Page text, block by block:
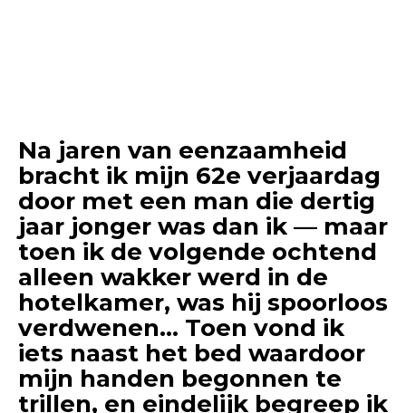
Na jaren van eenzaamheid
bracht ik mijn 62e verjaardag
door met een man die dertig
jaar jonger was dan ik — maar
toen ik de volgende ochtend
alleen wakker werd in de
hotelkamer, was hij spoorloos
verdwenen… Toen vond ik
iets naast het bed waardoor
mijn handen begonnen te
trillen, en eindelijk begreep ik